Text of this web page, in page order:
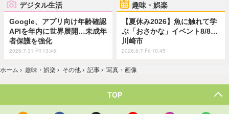
デジタル生活
Google、アプリ向け年齢確認
APIを年内に世界展開…未成年
者保護を強化
2026.7.31 Fri 13:45
趣味・娯楽
【夏休み2026】魚に触れて学
ぶ「おさかな」イベント8/8…
川崎市
2026.8.7 Fri 10:45
ホーム › 趣味・娯楽 › その他 › 記事 › 写真・画像
TOP